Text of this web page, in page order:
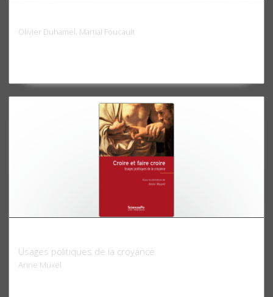
Olivier Duhamel, Martial Foucault
Usages politiques de la croyance
Anne Muxel